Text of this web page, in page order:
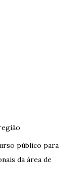
público para
da área de